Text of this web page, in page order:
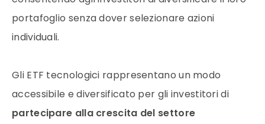
portafoglio senza dover selezionare azioni
individuali.
Gli ETF tecnologici rappresentano un modo
accessibile e diversificato per gli investitori di
partecipare alla crescita del settore